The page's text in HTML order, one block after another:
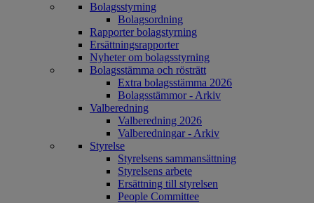
Bolagsstyrning
Bolagsordning
Rapporter bolagstyrning
Ersättningsrapporter
Nyheter om bolagsstyrning
Bolagsstämma och rösträtt
Extra bolagsstämma 2026
Bolagsstämmor - Arkiv
Valberedning
Valberedning 2026
Valberedningar - Arkiv
Styrelse
Styrelsens sammansättning
Styrelsens arbete
Ersättning till styrelsen
People Committee